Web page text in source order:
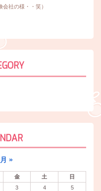
社の様・・笑）
»
金 土
日
3 4
5